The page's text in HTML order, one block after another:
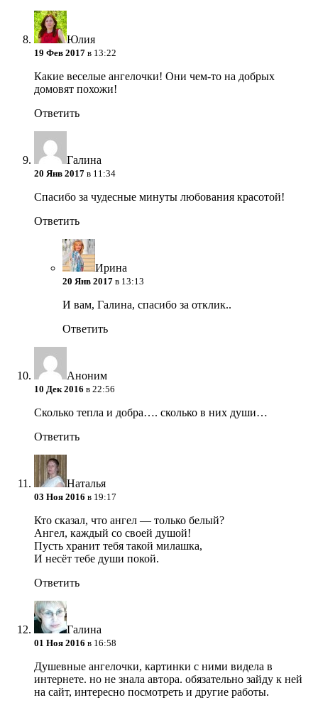
Юлия
19 Фев 2017 в 13:22
Какие веселые ангелочки! Они чем-то на добрых
домовят похожи!
Ответить
Галина
20 Янв 2017 в 11:34
Спасибо за чудесные минуты любования красотой!
Ответить
Ирина
20 Янв 2017 в 13:13
И вам, Галина, спасибо за отклик..
Ответить
Аноним
10 Дек 2016 в 22:56
Сколько тепла и добра…. сколько в них души…
Ответить
Наталья
03 Ноя 2016 в 19:17
Кто сказал, что ангел — только белый?
Ангел, каждый со своей душой!
Пусть хранит тебя такой милашка,
И несёт тебе души покой.
Ответить
Галина
01 Ноя 2016 в 16:58
Душевные ангелочки, картинки с ними видела в
интернете. но не знала автора. обязательно зайду к ней
на сайт, интересно посмотреть и другие работы.